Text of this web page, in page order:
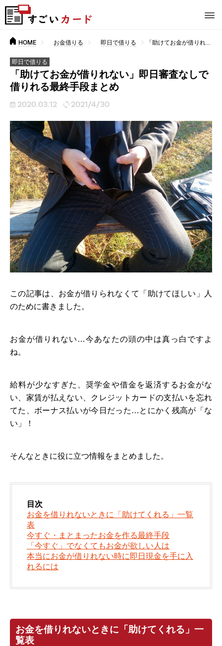
HOME お金借りる 即日で借りる 「助けてお金が借りれない」即日審査なしで借りれる最終手段まとめ
即日で借りる
「助けてお金が借りれない」即日審査なしで
借りれる最終手段まとめ
2020.03.12 2021/4/30
この記事は、お金が借りられなくて「助けてほしい」人
のために書きました。
お金が借りれない…今あなたの頭の中は真っ白ですよ
ね。
給料が少なすぎた、奨学金や借金を返済するお金がな
い、家賃が払えない、クレジットカードの支払いを忘れ
てた、ボーナス払いが今日だった…とにかく残高が「な
い」！
そんなときに役に立つ情報をまとめました。
目次
お金を借りれないときに「助けてくれる」一覧
表
今すぐ・まとまったお金を作る最終手段
「今すぐ」でなくてもお金が欲しい人は
本当にお金が借りれない時に即日現金を手に入
れるには
お金を借りれないときに「助けてくれる」一
覧表